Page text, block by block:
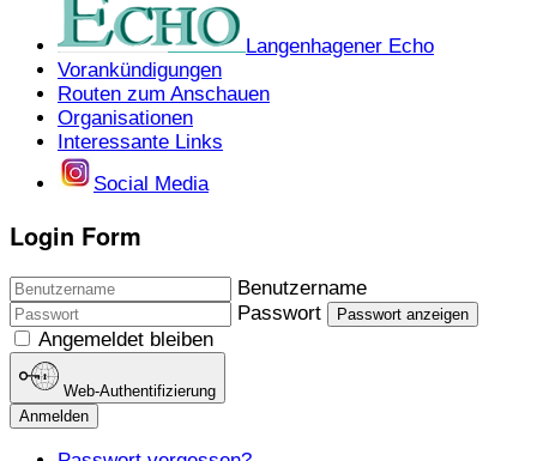
Langenhagener Echo
Vorankündigungen
Routen zum Anschauen
Organisationen
Interessante Links
Social Media
Login Form
Benutzername
Passwort
Passwort anzeigen
Angemeldet bleiben
Web-Authentifizierung
Anmelden